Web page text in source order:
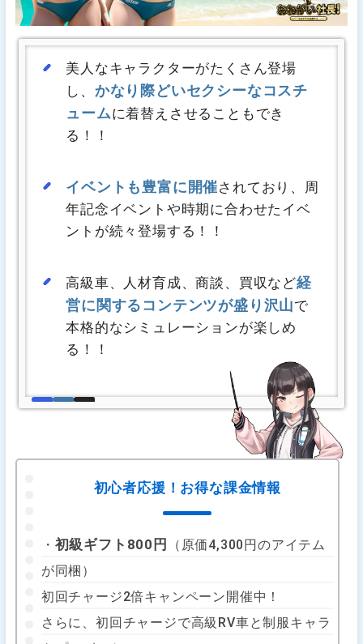
美人なキャラクターがたくさん登場
し、 かなり際どいセクシーなコスチ
ュームに着替えさせることもでき
る！！
イベントも豊富に開催されており、周
年記念イベントや時期に合わせたイベ
ントが続々登場する！！
高級車、人材育成、商談、買収など経
営に関するコンテンツが盛り沢山で
本格的なシミュレーションが楽しめ
る！！
初心者応援！お得な課金情報
・ 初級ギフト800円 （原価4,300円のアイテム
が同梱）
初回チャージ2倍キャンペーン開催中！
さらに、初回チャージで高級RV車と制服キャラ